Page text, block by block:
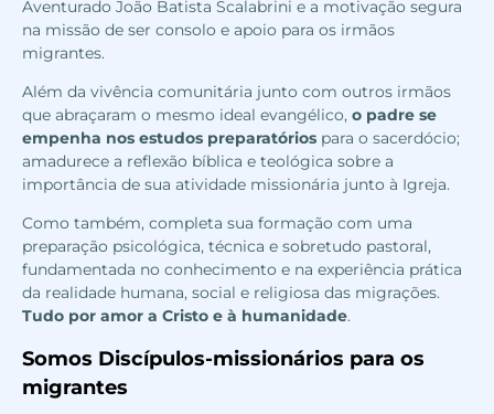
Aventurado João Batista Scalabrini e a motivação segura
na missão de ser consolo e apoio para os irmãos
migrantes.
Além da vivência comunitária junto com outros irmãos
que abraçaram o mesmo ideal evangélico, o padre se
empenha nos estudos preparatórios para o sacerdócio;
amadurece a reflexão bíblica e teológica sobre a
importância de sua atividade missionária junto à Igreja.
Como também, completa sua formação com uma
preparação psicológica, técnica e sobretudo pastoral,
fundamentada no conhecimento e na experiência prática
da realidade humana, social e religiosa das migrações.
Tudo por amor a Cristo e à humanidade.
Somos Discípulos-missionários para os
migrantes